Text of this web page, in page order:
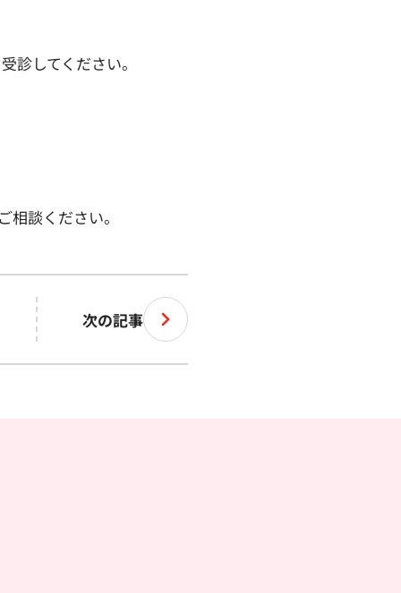
してください。
談ください。
次の記事